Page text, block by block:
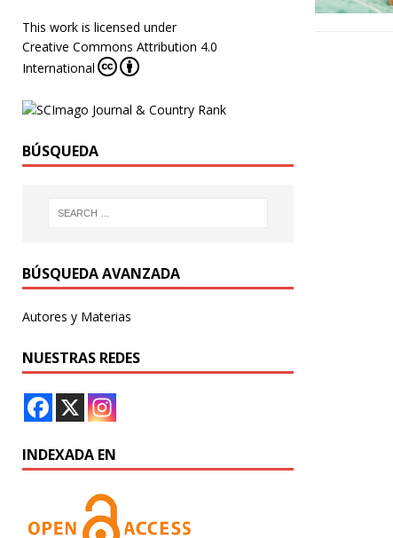
This work is licensed under
Creative Commons Attribution 4.0
International
BÚSQUEDA
BÚSQUEDA AVANZADA
Autores y Materias
NUESTRAS REDES
INDEXADA EN